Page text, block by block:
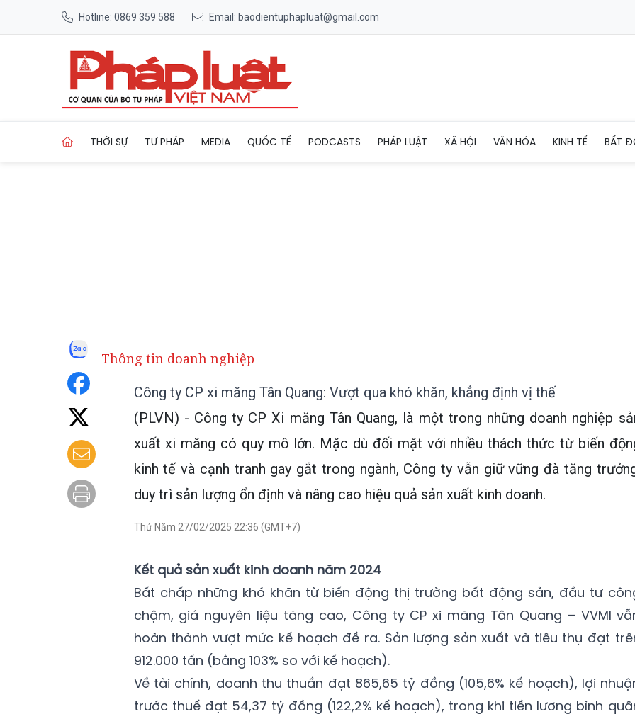
Hotline: 0869 359 588 Email: baodientuphapluat@gmail.com
THỜI SỰ TƯ PHÁP MEDIA QUỐC TẾ PODCASTS PHÁP LUẬT XÃ HỘI VĂN HÓA KINH TẾ BẤT
Thông tin doanh nghiệp
Công ty CP xi măng Tân Quang: Vượt qua khó khăn, khẳng định vị thế
(PLVN) - Công ty CP Xi măng Tân Quang, là một trong những doanh nghiệp
xuất xi măng có quy mô lớn. Mặc dù đối mặt với nhiều thách thức từ biến
kinh tế và cạnh tranh gay gắt trong ngành, Công ty vẫn giữ vững đà tăng
duy trì sản lượng ổn định và nâng cao hiệu quả sản xuất kinh doanh.
Thứ Năm 27/02/2025 22:36 (GMT+7)
Kết quả sản xuất kinh doanh năm 2024
Bất chấp những khó khăn từ biến động thị trường bất động sản, đầu tư
chậm, giá nguyên liệu tăng cao, Công ty CP xi măng Tân Quang – VVMI
hoàn thành vượt mức kế hoạch đề ra. Sản lượng sản xuất và tiêu thụ đạt
912.000 tấn (bằng 103% so với kế hoạch).
Về tài chính, doanh thu thuần đạt 865,65 tỷ đồng (105,6% kế hoạch), lợi
trước thuế đạt 54,37 tỷ đồng (122,2% kế hoạch), trong khi tiền lương bình